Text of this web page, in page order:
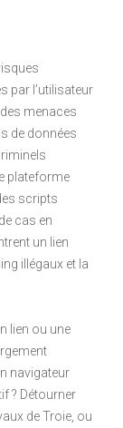
par l’utilisateur
menaces
de données
plateforme
scripts
cas en
un lien
illégaux et la
lien ou une
navigateur
? Détourner
de Troie, ou